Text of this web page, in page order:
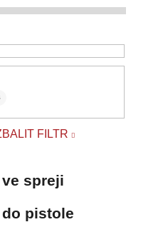
FILTR
spreji
pistole